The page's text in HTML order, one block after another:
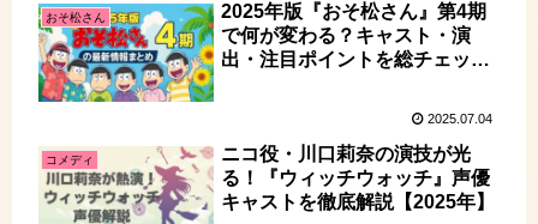
おそ松さん
2025年版『おそ松さん』第4期
で何が変わる？キャスト・演
出・注目ポイントを総チェッ
2025.07.04
コメディ
ニコ役・川口莉奈の演技が光
る！『ウィッチウォッチ』声優
キャストを徹底解説【2025年】